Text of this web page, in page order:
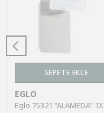
SEPETE EKLE
EGLO